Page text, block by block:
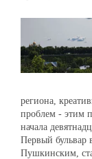
региона,
проблем - этим
начала
Первый бульвар
Пушкинским,